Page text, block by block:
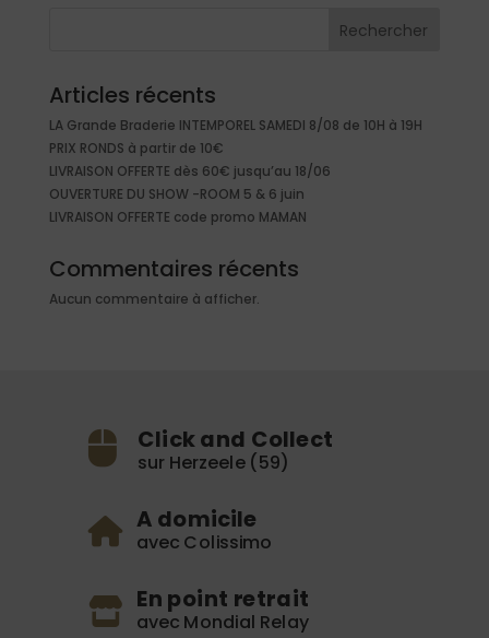
Rechercher
Articles récents
LA Grande Braderie INTEMPOREL SAMEDI 8/08 de 10H à 19H
PRIX RONDS à partir de 10€
LIVRAISON OFFERTE dès 60€ jusqu’au 18/06
OUVERTURE DU SHOW -ROOM 5 & 6 juin
LIVRAISON OFFERTE code promo MAMAN
Commentaires récents
Aucun commentaire à afficher.
Click and Collect
sur Herzeele (59)
A domicile
avec Colissimo
En point retrait
avec Mondial Relay